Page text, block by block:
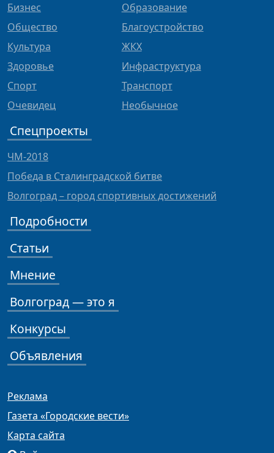
Бизнес
Общество
Культура
Здоровье
Спорт
Очевидец
Образование
Благоустройство
ЖКХ
Инфраструктура
Транспорт
Необычное
Спецпроекты
ЧМ-2018
Победа в Сталинградской битве
Волгоград – город спортивных достижений
Подробности
Статьи
Мнение
Волгоград — это я
Конкурсы
Объявления
Реклама
Газета «Городские вести»
Карта сайта